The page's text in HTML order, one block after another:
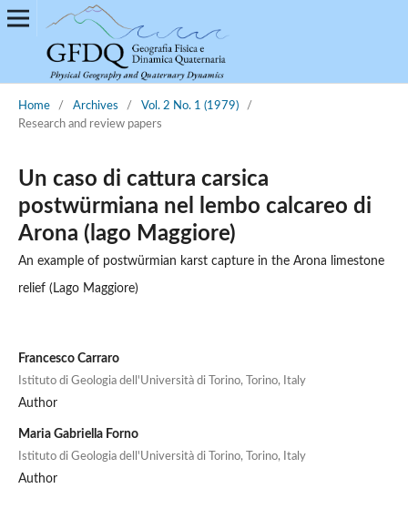
Home / Archives / Vol. 2 No. 1 (1979)
/
Research and review papers
Un caso di cattura carsica
postwürmiana nel lembo calcareo di
Arona (lago Maggiore)
An example of postwürmian karst capture in the Arona limestone
relief (Lago Maggiore)
Francesco Carraro
Istituto di Geologia dell'Università di Torino, Torino, Italy
Author
Maria Gabriella Forno
Istituto di Geologia dell'Università di Torino, Torino, Italy
Author